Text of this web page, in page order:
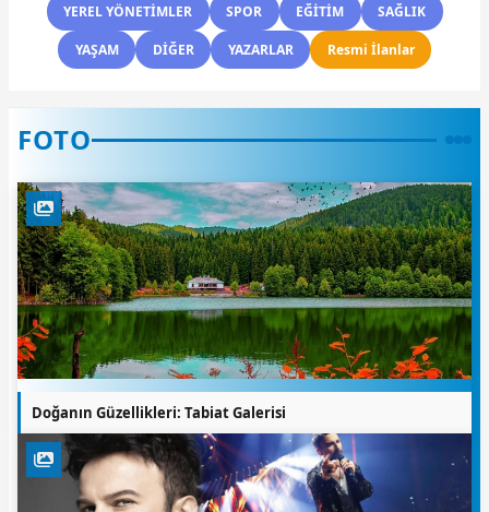
YEREL YÖNETİMLER SPOR EĞİTİM SAĞLIK
YAŞAM DİĞER YAZARLAR Resmi İlanlar
FOTO
Doğanın Güzellikleri: Tabiat Galerisi